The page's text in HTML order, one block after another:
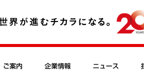
ご案内 企業情報 ニュース